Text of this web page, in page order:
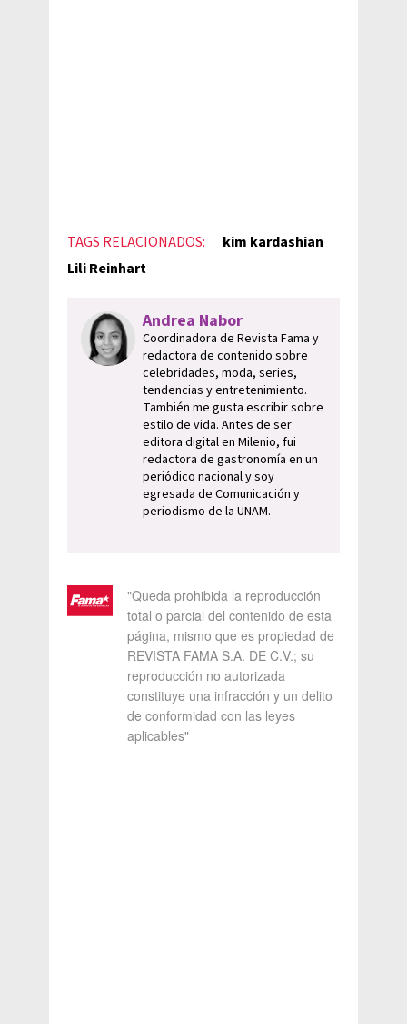
TAGS RELACIONADOS:
kim kardashian
Lili Reinhart
Andrea Nabor
Coordinadora de Revista Fama y
redactora de contenido sobre
celebridades, moda, series,
tendencias y entretenimiento.
También me gusta escribir sobre
estilo de vida. Antes de ser
editora digital en Milenio, fui
redactora de gastronomía en un
periódico nacional y soy
egresada de Comunicación y
periodismo de la UNAM.
"Queda prohibida la reproducción
total o parcial del contenido de esta
página, mismo que es propiedad de
REVISTA FAMA S.A. DE C.V.; su
reproducción no autorizada
constituye una infracción y un delito
de conformidad con las leyes
aplicables"